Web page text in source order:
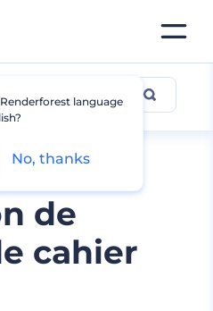
de
cahier
language
No, thanks